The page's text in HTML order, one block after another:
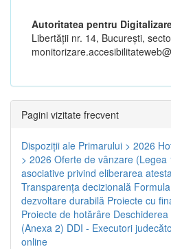
Autoritatea pentru
Libertăţii nr. 14, Bucureşti,
Pagini vizitate frecvent
Dispoziţii ale Primarului > 2026
> 2026 Oferte de vânzare (Legea
asociative privind eliberarea
Transparenţa decizională
dezvoltare durabilă Proiecte cu
Proiecte de hotărâre
(Anexa 2) DDI - Executori
online